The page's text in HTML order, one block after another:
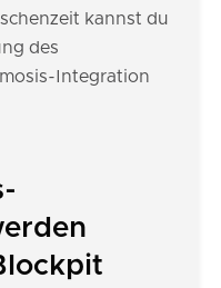
kannst du
des
Integration